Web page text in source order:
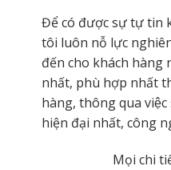
Để có được sự tự tin
tôi luôn nỗ lực
đến cho khách
nhất, phù hợp nhất
hàng, thông qua
hiện đại nhất, công
Mọi chi